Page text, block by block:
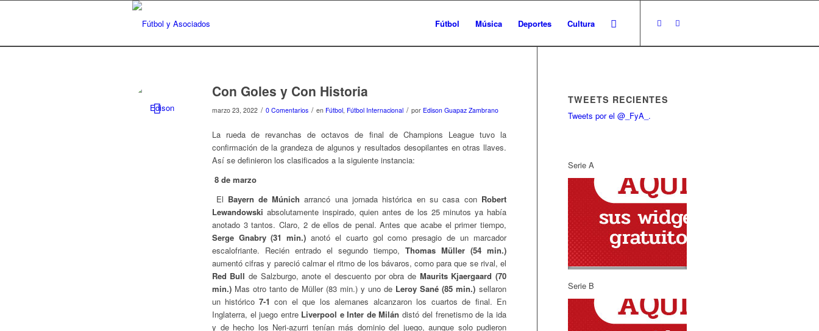
Fútbol Música Deportes Cultura
Con Goles y Con Historia
marzo 23, 2022 / 0 Comentarios / en Fútbol, Fútbol Internacional / por Edison Guapaz Zambrano
La rueda de revanchas de octavos de final de Champions League tuvo la
confirmación de la grandeza de algunos y resultados desopilantes en otras llaves.
Así se definieron los clasificados a la siguiente instancia:
8 de marzo
El Bayern de Múnich arrancó una jornada histórica en su casa con Robert
Lewandowski absolutamente inspirado, quien antes de los 25 minutos ya había
anotado 3 tantos. Claro, 2 de ellos de penal. Antes que acabe el primer tiempo,
Serge Gnabry (31 min.) anotó el cuarto gol como presagio de un marcador
escalofriante. Recién entrado el segundo tiempo, Thomas Müller (54 min.)
aumentó cifras y pareció calmar el ritmo de los bávaros, como para que se rival, el
Red Bull de Salzburgo, anote el descuento por obra de Maurits Kjaergaard (70
min.) Mas otro tanto de Müller (83 min.) y uno de Leroy Sané (85 min.) sellaron
un histórico 7-1 con el que los alemanes alcanzaron los cuartos de final. En
Inglaterra, el juego entre Liverpool e Inter de Milán distó del frenetismo de la ida
y de hecho los Neri-azurri tenían más dominio del juego, aunque solo pudieron
TWEETS RECIENTES
Tweets por el @_FyA_.
Serie A
Serie B